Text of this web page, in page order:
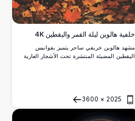
خلفية هالوين ليلة القمر واليقطين 4K
مشهد هالوين خريفي ساحر يتميز بفوانيس
اليقطين المضيئة المنتشرة تحت الأشجار العارية
مخيفة مثالية بتفاصيل عالية الدقة مذهلة.
2025
×
3600
فتح